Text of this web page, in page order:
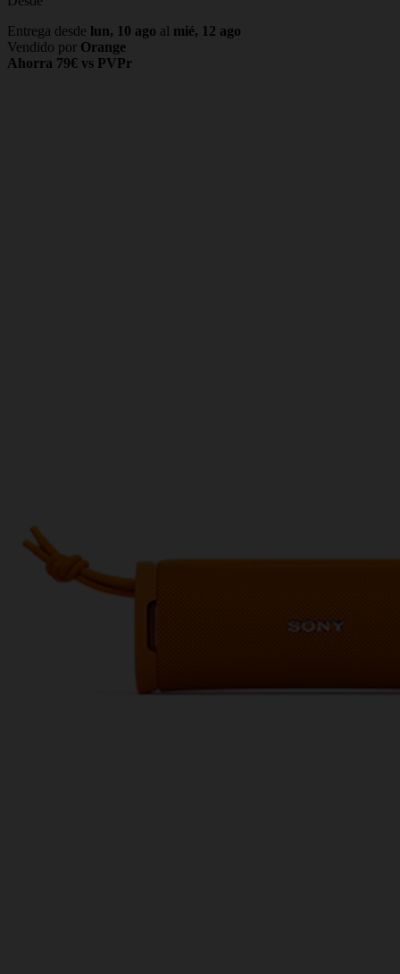
Entrega desde lun, 10 ago al mié, 12 ago
Vendido por Orange
Ahorra 79€ vs PVPr